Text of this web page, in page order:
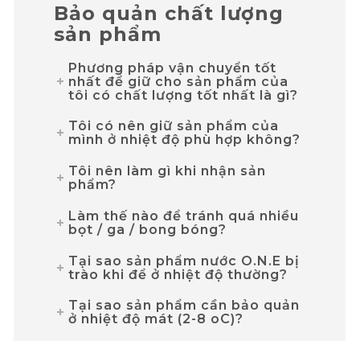
Bảo quản chất lượng
sản phẩm
Phương pháp vận chuyển tốt
nhất để giữ cho sản phẩm của
tôi có chất lượng tốt nhất là gì?
Tôi có nên giữ sản phẩm của
mình ở nhiệt độ phù hợp không?
Tôi nên làm gì khi nhận sản
phẩm?
Làm thế nào để tránh quá nhiều
bọt / ga / bong bóng?
Tại sao sản phẩm nước O.N.E bị
trào khi để ở nhiệt độ thường?
Tại sao sản phẩm cần bảo quản
ở nhiệt độ mát (2-8 oC)?